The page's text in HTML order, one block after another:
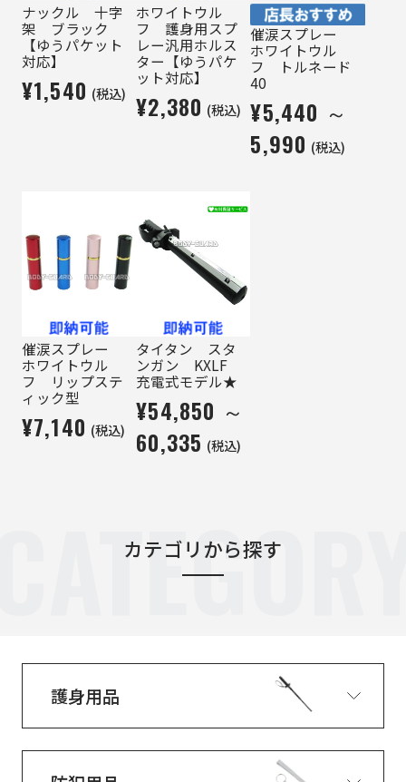
ナックル 十字
架 ブラック
【ゆうパケット
対応】
¥1,540 (税込)
ホワイトウル
フ 護身用スプ
レー汎用ホルス
ター【ゆうパケ
ット対応】
¥2,380 (税込)
催涙スプレー
ホワイトウル
フ トルネード
40
¥5,440 ～
5,990 (税込)
催涙スプレー
ホワイトウル
フ リップステ
ィック型
¥7,140 (税込)
タイタン スタ
ンガン KXLF
充電式モデル★
¥54,850 ～
60,335 (税込)
カテゴリから探す
護身用品